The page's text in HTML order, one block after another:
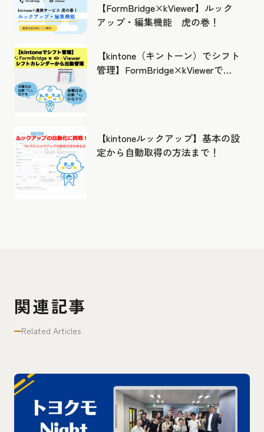
【FormBridge×kViewer】ルック
アップ・編集機能 虎の巻！
【kintone（キントーン）でシフト
管理】FormBridge×kViewerで作
【kintoneルックアップ】基本の設
定から自動取得の方法まで！
関連記事
Related Articles